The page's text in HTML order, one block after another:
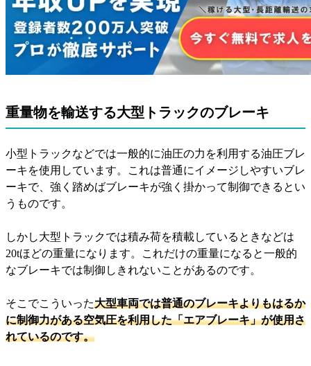
重量物を輸送する大型トラックのブレーキ
小型トラックなどでは一般的に油圧の力を利用する油圧ブレ
ーキを使用しています。これは普通にイメージしやすいブレ
ーキで、強く踏めばブレーキが強く掛かって制御できるとい
うものです。
しかし大型トラックでは積み荷を積載しているときなどは
20tほどの重量になります。これだけの重量になると一般的
なブレーキでは制御しきれないことがあるのです。
そこでこういった大型車両では普通のブレーキよりもはるか
に制御力がある空気圧を利用した「エアブレーキ」が使用さ
れているのです。